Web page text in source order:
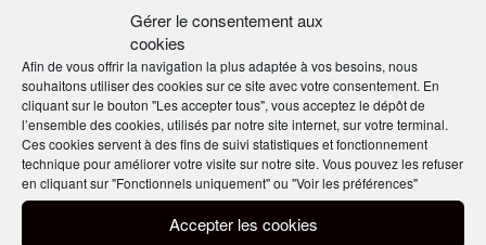
Gérer le consentement aux
cookies
Afin de vous offrir la navigation la plus adaptée à vos besoins, nous
souhaitons utiliser des cookies sur ce site avec votre consentement. En
cliquant sur le bouton "Les accepter tous", vous acceptez le dépôt de
l’ensemble des cookies, utilisés par notre site internet, sur votre terminal.
Ces cookies servent à des fins de suivi statistiques et fonctionnement
technique pour améliorer votre visite sur notre site. Vous pouvez les refuser
en cliquant sur "Fonctionnels uniquement" ou "Voir les préférences"
Accepter les cookies
Nos derniers articles
« Le béton permet de
réaliser des piscines
entièrement sur